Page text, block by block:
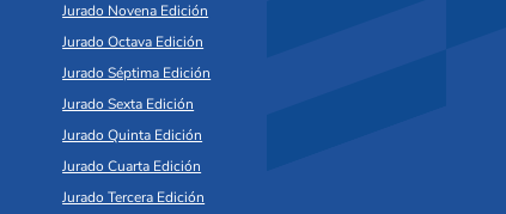
Jurado Novena Edición
Jurado Octava Edición
Jurado Séptima Edición
Jurado Sexta Edición
Jurado Quinta Edición
Jurado Cuarta Edición
Jurado Tercera Edición